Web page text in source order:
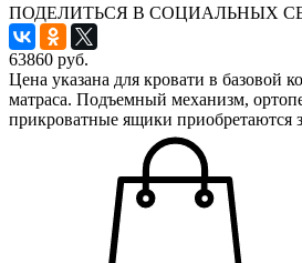
ПОДЕЛИТЬСЯ В СОЦИАЛЬНЫХ
63860 руб.
Цена указана для кровати в базовой
матраса. Подъемный механизм,
прикроватные ящики приобретаются